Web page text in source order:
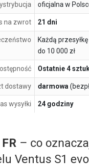
oficjalna w
na zwrot 21 dni
Każdą
do 10 000 zł
Ostatnie 4
dostawy darmowa
wysyłki 24 godziny
– co
Ventus S1